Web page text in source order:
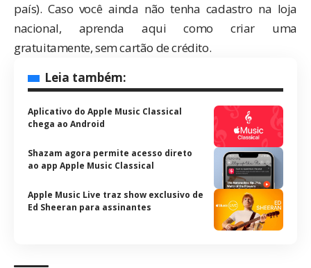
país). Caso você ainda não tenha cadastro na loja
nacional, aprenda aqui como criar uma
gratuitamente, sem cartão de crédito.
Leia também:
Aplicativo do Apple Music Classical
chega ao Android
Shazam agora permite acesso direto
ao app Apple Music Classical
Apple Music Live traz show exclusivo de
Ed Sheeran para assinantes